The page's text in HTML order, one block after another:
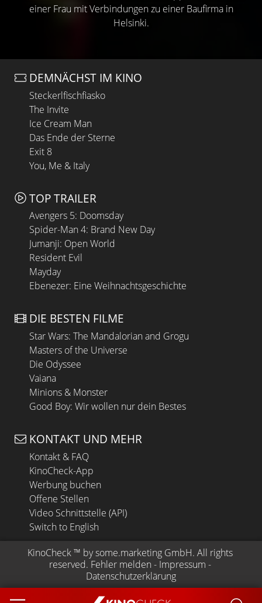
einer Frau mit Verbindungen zu einer Baufirma in
Helsinki.
DEMNÄCHST IM KINO
Steckerlfischfiasko
The Invite
Ice Cream Man
Das Ende der Sterne
Exit 8
You, Me & Italy
TOP TRAILER
Avengers 5: Doomsday
Spider-Man 4: Brand New Day
Jumanji: Open World
Resident Evil
Mayday
Ebenezer: Eine Weihnachtsgeschichte
DIE BESTEN FILME
Star Wars: The Mandalorian and Grogu
Masters of the Universe
Die Odyssee
Vaiana
Minions & Monster
Good Boy: Wir wollen nur dein Bestes
KONTAKT UND MEHR
Kontakt & FAQ
KinoCheck-App
Werbung buchen
Offene Stellen
Video Schnittstelle (API)
Switch to English
KinoCheck ™ by some.marketing GmbH. All rights
reserved. Fehler melden - Impressum -
Datenschutzerklärung